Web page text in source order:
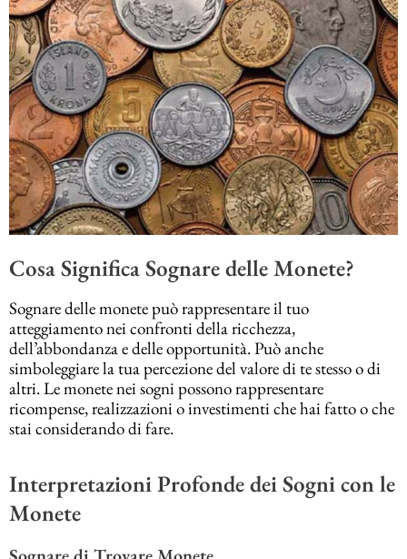
Cosa Significa Sognare delle Monete?
Sognare delle monete può rappresentare il tuo
atteggiamento nei confronti della ricchezza,
dell’abbondanza e delle opportunità. Può anche
simboleggiare la tua percezione del valore di te stesso o di
altri. Le monete nei sogni possono rappresentare
ricompense, realizzazioni o investimenti che hai fatto o che
stai considerando di fare.
Interpretazioni Profonde dei Sogni con le
Monete